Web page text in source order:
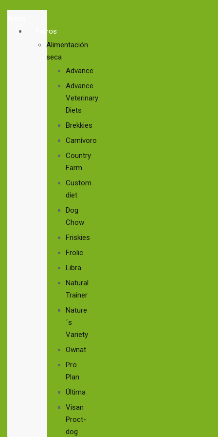
Perros
Alimentación
seca
Advance
Advance
Veterinary
Diets
Brekkies
Carnívoro
Country
Farm
Custom
diet
Dog
Chow
Friskies
Frolic
Libra
Natural
Trainer
Nature
´s
Variety
Ownat
Pro
Plan
Última
Visan
Proct-
dog